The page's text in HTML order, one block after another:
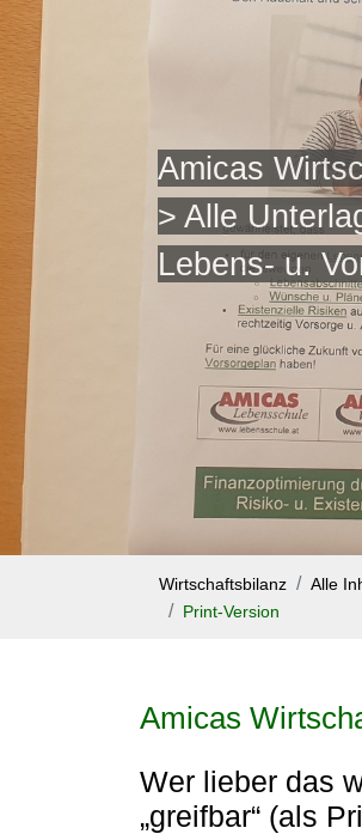
Amicas
> Alle
Lebens- u.
Wirtschaftsbilanz Alle
Print-Version
Amicas
Wer lieber das
„greifbar“ (als